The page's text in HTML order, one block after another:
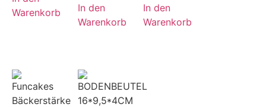
Warenkorb
In den
Warenkorb
In den
Warenkorb